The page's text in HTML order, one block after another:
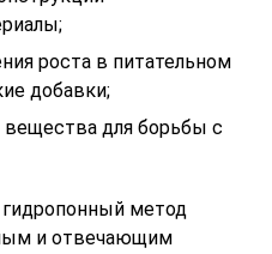
роста в питательном
добавки;
для борьбы с
гидропонный метод
и отвечающим